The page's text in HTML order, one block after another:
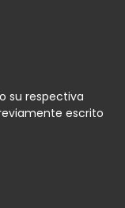
su respectiva
escrito